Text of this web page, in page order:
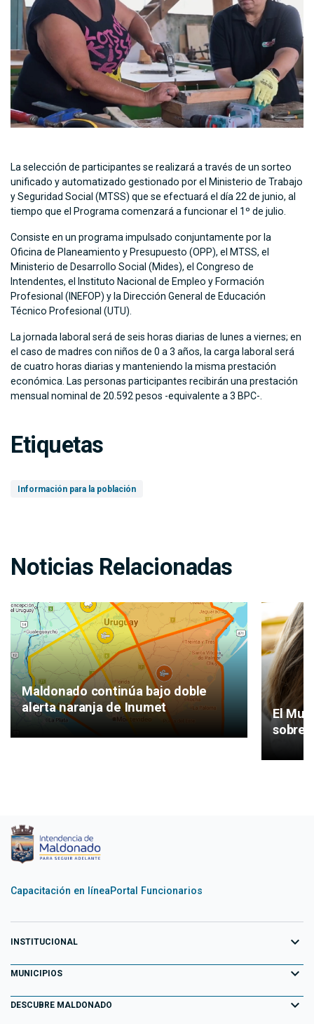
La selección de participantes se realizará a través de un sorteo
unificado y automatizado gestionado por el Ministerio de Trabajo
y Seguridad Social (MTSS) que se efectuará el día 22 de junio, al
tiempo que el Programa comenzará a funcionar el 1º de julio.
Consiste en un programa impulsado conjuntamente por la
Oficina de Planeamiento y Presupuesto (OPP), el MTSS, el
Ministerio de Desarrollo Social (Mides), el Congreso de
Intendentes, el Instituto Nacional de Empleo y Formación
Profesional (INEFOP) y la Dirección General de Educación
Técnico Profesional (UTU).
La jornada laboral será de seis horas diarias de lunes a viernes; en
el caso de madres con niños de 0 a 3 años, la carga laboral será
de cuatro horas diarias y manteniendo la misma prestación
económica. Las personas participantes recibirán una prestación
mensual nominal de 20.592 pesos -equivalente a 3 BPC-.
Etiquetas
Información para la población
Noticias Relacionadas
Maldonado continúa bajo doble
alerta naranja de Inumet
El
sobre
Capacitación en líneaPortal Funcionarios
INSTITUCIONAL expand_more
Equipo de Gobierno
Primeros 100 días
MUNICIPIOS expand_more
Aiguá
DESCUBRE MALDONADO expand_more